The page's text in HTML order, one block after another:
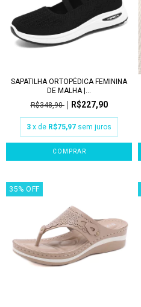
SAPATILHA ORTOPÉDICA FEMININA
DE MALHA |...
R$348,90
R$227,90
3 x de R$75,97 sem juros
COMPRAR
35% OFF